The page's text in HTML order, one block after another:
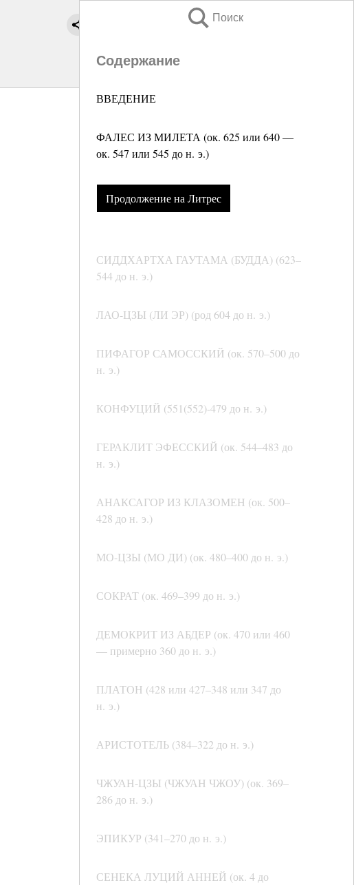
Поиск
Содержание
ВВЕДЕНИЕ
ФАЛЕС ИЗ МИЛЕТА (ок. 625 или 640 —
ок. 547 или 545 до н. э.)
Продолжение на Литрес
СИДДХАРТХА ГАУТАМА (БУДДА) (623–
544 до н. э.)
ЛАО-ЦЗЫ (ЛИ ЭР) (род 604 до н. э.)
ПИФАГОР САМОССКИЙ (ок. 570–500 до
н. э.)
КОНФУЦИЙ (551(552)-479 до н. э.)
ГЕРАКЛИТ ЭФЕССКИЙ (ок. 544–483 до
н. э.)
АНАКСАГОР ИЗ КЛАЗОМЕН (ок. 500–
428 до н. э.)
МО-ЦЗЫ (МО ДИ) (ок. 480–400 до н. э.)
СОКРАТ (ок. 469–399 до н. э.)
ДЕМОКРИТ ИЗ АБДЕР (ок. 470 или 460
— примерно 360 до н. э.)
ПЛАТОН (428 или 427–348 или 347 до
н. э.)
АРИСТОТЕЛЬ (384–322 до н. э.)
ЧЖУАН-ЦЗЫ (ЧЖУАН ЧЖОУ) (ок. 369–
286 до н. э.)
ЭПИКУР (341–270 до н. э.)
СЕНЕКА ЛУЦИЙ АННЕЙ (ок. 4 до